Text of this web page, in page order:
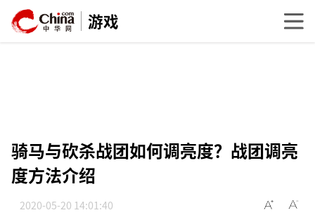
游戏
骑马与砍杀战团如何调亮度？战团调亮
度方法介绍
2020-05-20 14:01:40